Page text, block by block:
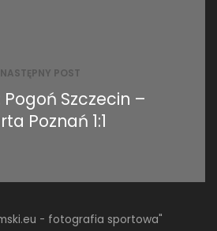
NASTĘPNY POST
Pogoń Szczecin –
Poznań 1:1
- fotografia sportowa"